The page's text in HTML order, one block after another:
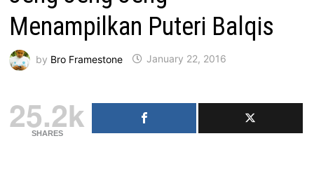
Menampilkan Puteri Balqis
by Bro Framestone January 22, 2016
25.2k
SHARES